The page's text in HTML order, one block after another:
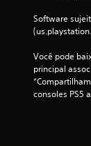
Software
Você pode
principal
consoles PS5